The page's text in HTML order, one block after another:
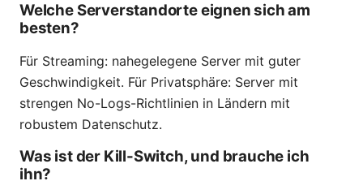
Welche Serverstandorte eignen sich am
besten?
Für Streaming: nahegelegene Server mit guter
Geschwindigkeit. Für Privatsphäre: Server mit
strengen No-Logs-Richtlinien in Ländern mit
robustem Datenschutz.
Was ist der Kill-Switch, und brauche ich
ihn?